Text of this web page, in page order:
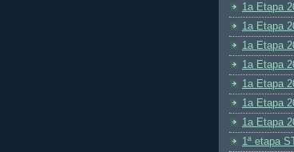
1a Etapa
1a Etapa
1a Etapa
1a Etapa
1a Etapa
1a Etapa
1a Etapa
1ª etapa